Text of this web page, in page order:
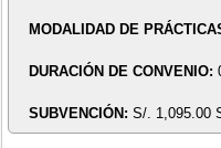
MODALIDAD DE
DURACIÓN DE CONVENIO:
SUBVENCIÓN: S/. 1,095.00